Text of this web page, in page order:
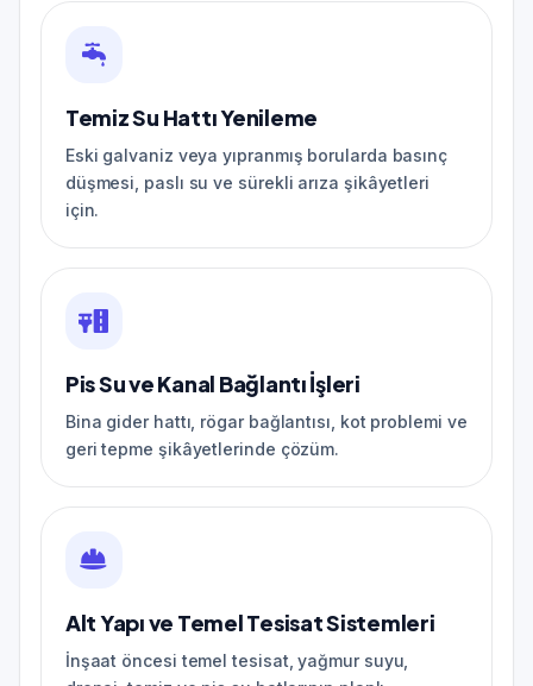
Temiz Su Hattı Yenileme
Eski galvaniz veya yıpranmış borularda basınç
düşmesi, paslı su ve sürekli arıza şikâyetleri
için.
Pis Su ve Kanal Bağlantı İşleri
Bina gider hattı, rögar bağlantısı, kot problemi ve
geri tepme şikâyetlerinde çözüm.
Alt Yapı ve Temel Tesisat Sistemleri
İnşaat öncesi temel tesisat, yağmur suyu,